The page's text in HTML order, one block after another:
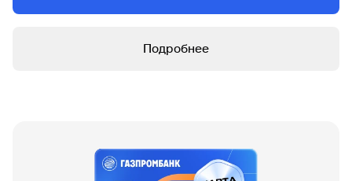
Подробнее